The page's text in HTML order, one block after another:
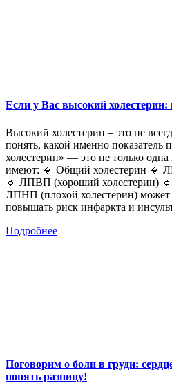
Если у Вас высокий
Высокий холестерин – это не
понять, какой именно
холестерин» — это не только
имеют: 🔹 Общий холестерин 🔹
🔹 ЛПВП (хороший холестерин)
ЛПНП (плохой холестерин) может
повышать риск инфаркта и
Подробнее
Поговорим о боли в груди:
понять разницу!